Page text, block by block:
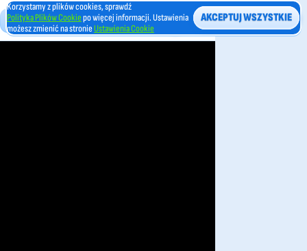
Korzystamy z plików cookies, sprawdź
Polityka Plików Cookiepo więcej informacji. Ustawienia
możesz zmienić na stronieUstawienia Cookie
AKCEPTUJ WSZYSTKIE